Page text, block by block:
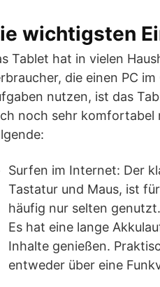
wichtigsten
Tablet hat in vielen
die einen PC
nutzen, ist das
noch sehr komfortabel
Surfen im Internet: Der
Tastatur und Maus, ist
häufig nur selten
Es hat eine lange
Inhalte genießen.
entweder über eine